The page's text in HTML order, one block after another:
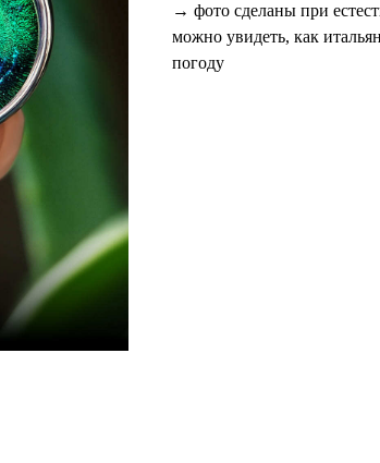
→ фото сделаны при
можно увидеть, как
погоду